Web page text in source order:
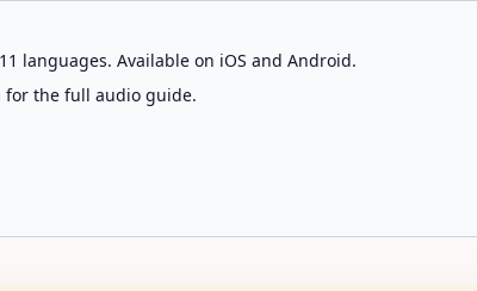
languages. Available on iOS and Android.
for the full audio guide.